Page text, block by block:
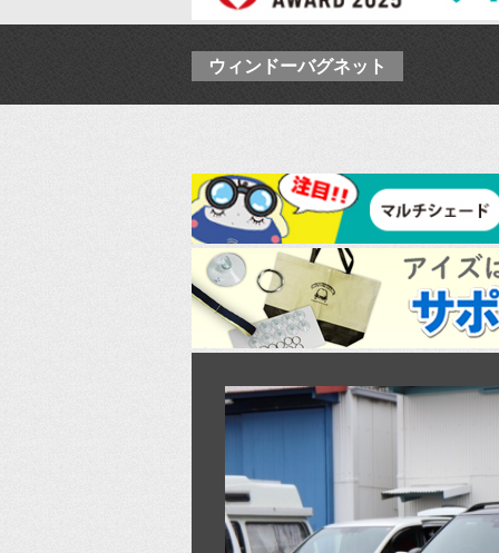
ウィンドーバグネット